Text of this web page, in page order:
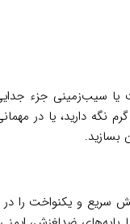
نگه دارید، یا در
بسازید.